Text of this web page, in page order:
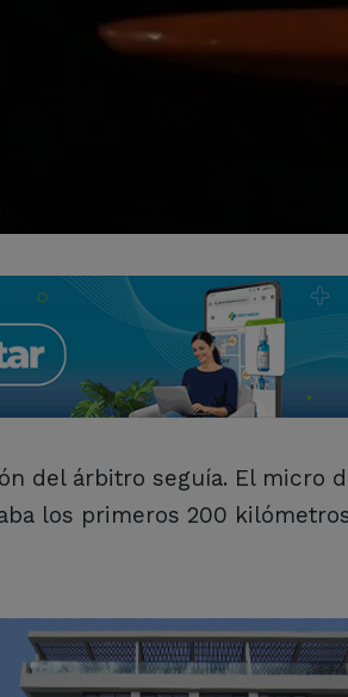
del árbitro seguía. El micro
los primeros 200